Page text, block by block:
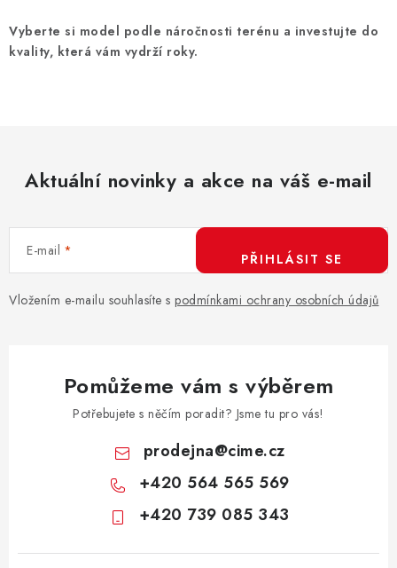
Vyberte si model podle náročnosti terénu a investujte do
kvality, která vám vydrží roky.
Aktuální novinky a akce na váš e-mail
E-mail
Vložením e-mailu souhlasíte s podmínkami ochrany osobních údajů
PŘIHLÁSIT SE
Pomůžeme vám s výběrem
Potřebujete s něčím poradit? Jsme tu pro vás!
prodejna@cime.cz
+420 564 565 569
+420 739 085 343